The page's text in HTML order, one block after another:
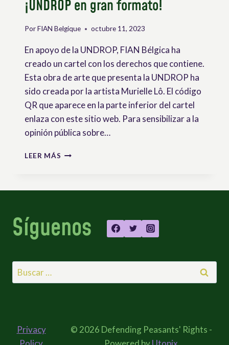
¡UNDROP en gran formato!
PorFIAN Belgique octubre 11, 2023
En apoyo de la UNDROP, FIAN Bélgica ha
creado un cartel con los derechos que contiene.
Esta obra de arte que presenta la UNDROP ha
sido creada por la artista Murielle Lô. El código
QR que aparece en la parte inferior del cartel
enlaza con este sitio web. Para sensibilizar a la
opinión pública sobre…
LEER MÁS ¡UNDROP
Síguenos
Buscar:
Privacy
© 2026 Defending Peasants' Rights -